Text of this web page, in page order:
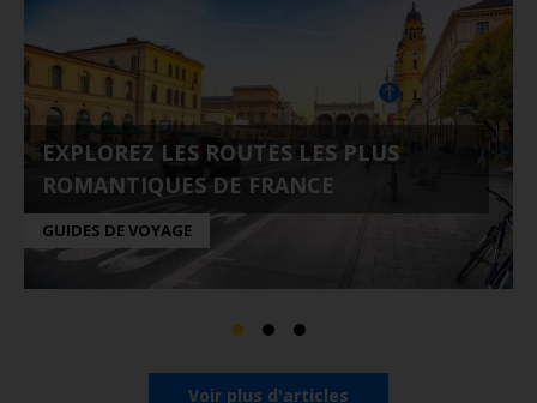
EXPLOREZ LES ROUTES LES PLUS
ROMANTIQUES DE FRANCE
GUIDES DE VOYAGE
Voir plus d'articles